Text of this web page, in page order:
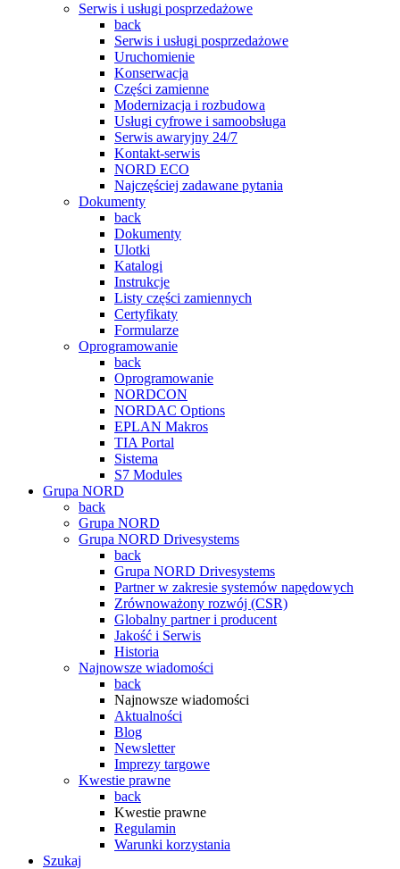
Serwis i usługi posprzedażowe
back
Serwis i usługi posprzedażowe
Uruchomienie
Konserwacja
Części zamienne
Modernizacja i rozbudowa
Usługi cyfrowe i samoobsługa
Serwis awaryjny 24/7
Kontakt-serwis
NORD ECO
Najczęściej zadawane pytania
Dokumenty
back
Dokumenty
Ulotki
Katalogi
Instrukcje
Listy części zamiennych
Certyfikaty
Formularze
Oprogramowanie
back
Oprogramowanie
NORDCON
NORDAC Options
EPLAN Makros
TIA Portal
Sistema
S7 Modules
Grupa NORD
back
Grupa NORD
Grupa NORD Drivesystems
back
Grupa NORD Drivesystems
Partner w zakresie systemów napędowych
Zrównoważony rozwój (CSR)
Globalny partner i producent
Jakość i Serwis
Historia
Najnowsze wiadomości
back
Najnowsze wiadomości
Aktualności
Blog
Newsletter
Imprezy targowe
Kwestie prawne
back
Kwestie prawne
Regulamin
Warunki korzystania
Szukaj